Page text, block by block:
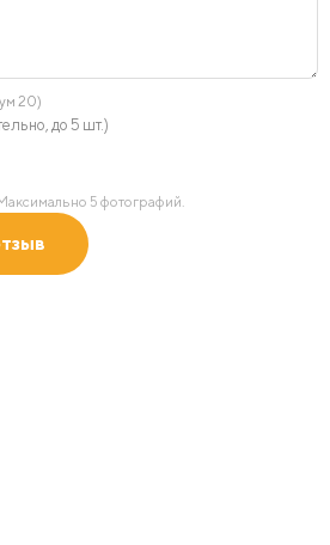
20)
до 5 шт.)
5 фотографий.